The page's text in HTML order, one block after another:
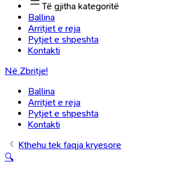
Të gjitha kategoritë
Ballina
Arritjet e reja
Pytjet e shpeshta
Kontakti
Në Zbritje!
Ballina
Arritjet e reja
Pytjet e shpeshta
Kontakti
Kthehu tek faqja kryesore
🔍